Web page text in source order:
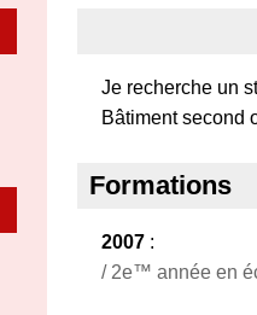
Je recherche un
Bâtiment second
Formations
2007 :
/ 2e™ année en